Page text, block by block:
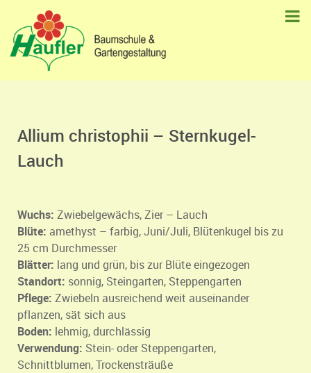
Allium christophii – Sternkugel-
Lauch
Wuchs: Zwiebelgewächs, Zier – Lauch
Blüte: amethyst – farbig, Juni/Juli, Blütenkugel bis zu
25 cm Durchmesser
Blätter: lang und grün, bis zur Blüte eingezogen
Standort: sonnig, Steingarten, Steppengarten
Pflege: Zwiebeln ausreichend weit auseinander
pflanzen, sät sich aus
Boden: lehmig, durchlässig
Verwendung: Stein- oder Steppengarten,
Schnittblumen, Trockensträuße